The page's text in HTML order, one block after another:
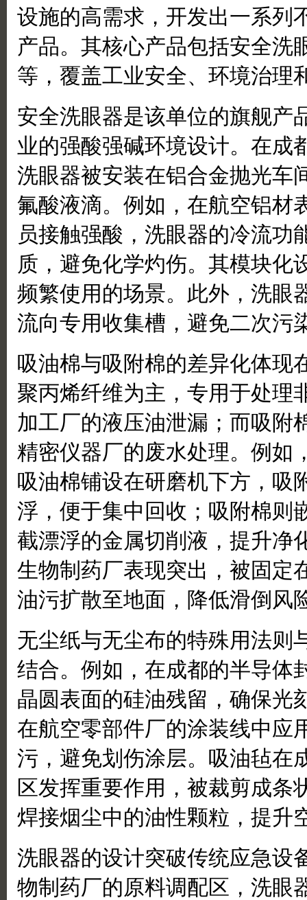
设施的高需求，开发出一系列
产品。其核心产品包括安全洗
等，覆盖工业安全、环境治理
安全洗眼器是该单位的旗舰产
业的强酸强碱环境设计。在成
洗眼器被安装在铝合金抛光车
氟酸液滴。例如，在航空铝材
员接触强酸，洗眼器的冷流功
质，避免化学灼伤。其模块化
频繁使用的场景。此外，洗眼
流向专用收集槽，避免二次污
吸油棉与吸附棉的差异化体现
聚丙烯纤维为主，专用于处理
加工厂的液压油泄漏；而吸附
精密仪器厂的废水处理。例如
吸油棉铺设在研磨机下方，吸
浮，便于集中回收；吸附棉则
截漂浮的金属切削液，提升净
生物制药厂表现突出，被固定
油污扩散至地面，降低滑倒风
无尘纸与无尘布的特殊用法则
结合。例如，在成都的半导体
晶圆表面的硅油残留，确保光
在航空零部件厂的涂装线中应
污，避免划伤涂层。吸油毡在
区发挥重要作用，被裁剪成条
焊接烟尘中的油性颗粒，提升
洗眼器的设计突破传统应急设
物制药厂的原料调配区，洗眼